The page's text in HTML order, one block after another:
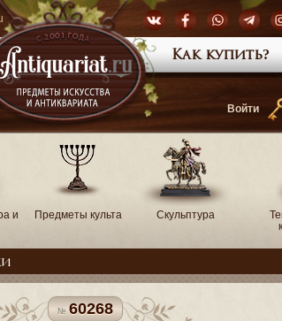
Войти
Как купить?
и
Предметы культа Скульптура
60268